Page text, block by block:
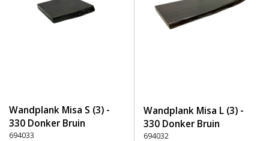
Wandplank Misa S (3) -
330 Donker Bruin
694033
Wandplank Misa L (3) -
330 Donker Bruin
694032